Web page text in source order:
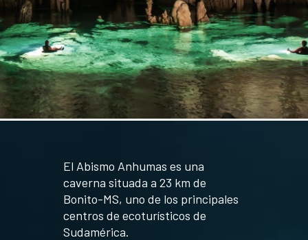
El Abismo Anhumas es una
caverna situada a 23 km de
Bonito-MS, uno de los principales
centros de ecoturísticos de
Sudamérica.